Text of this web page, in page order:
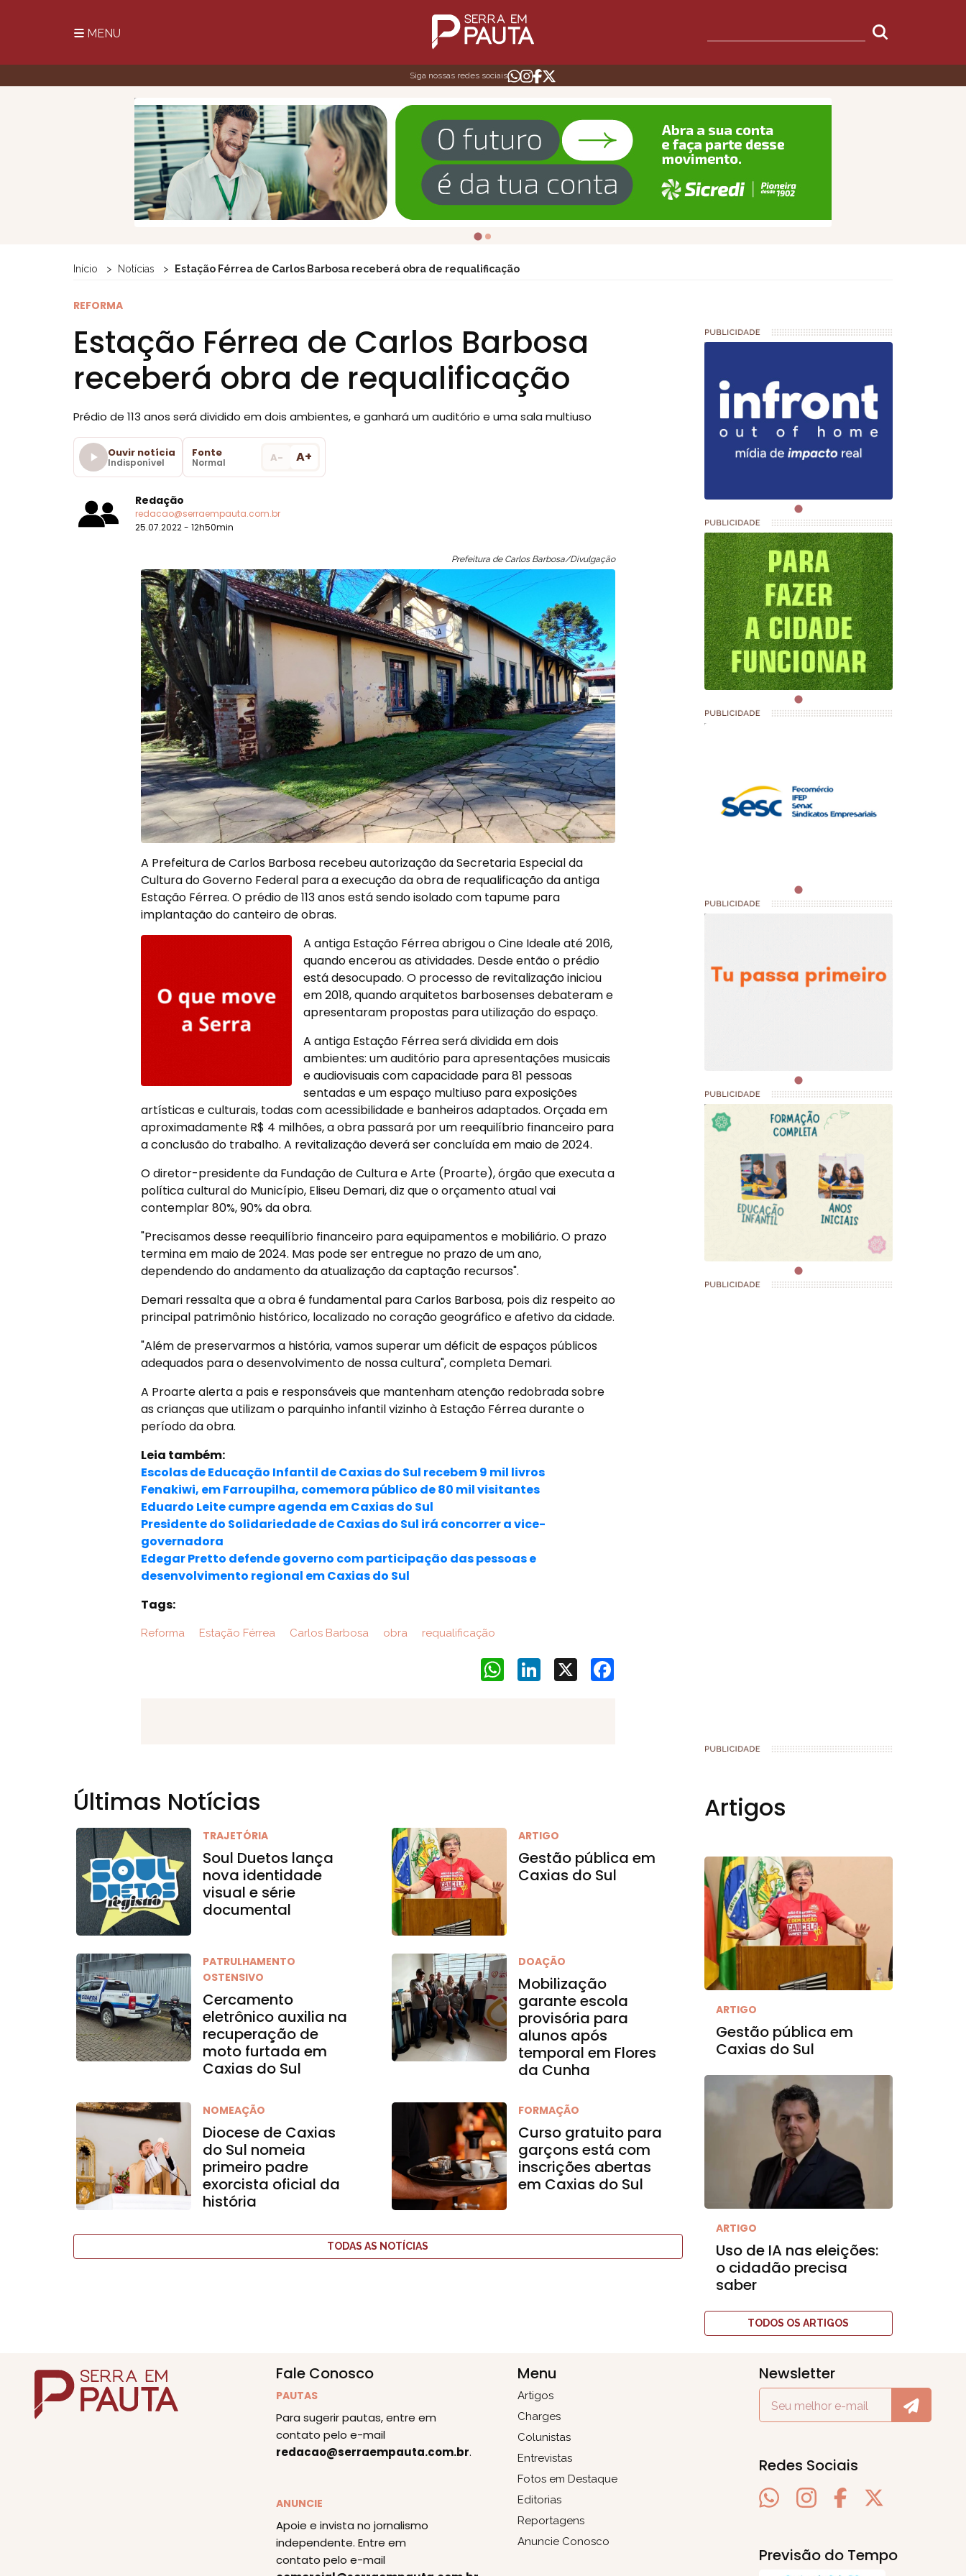
MENU
Siga nossas redes sociais
Início Notícias Estação Férrea de Carlos Barbosa receberá obra de requalificação
REFORMA
Estação Férrea de Carlos Barbosa
receberá obra de requalificação
Prédio de 113 anos será dividido em dois ambientes, e ganhará um auditório e uma sala multiuso
Ouvir notícia
Indisponível
Fonte
Normal A- A+
Redação
redacao@serraempauta.com.br
25.07.2022 - 12h50min
Prefeitura de Carlos Barbosa/Divulgação
A Prefeitura de Carlos Barbosa recebeu autorização da Secretaria Especial da
Cultura do Governo Federal para a execução da obra de requalificação da antiga
Estação Férrea. O prédio de 113 anos está sendo isolado com tapume para
implantação do canteiro de obras.
A antiga Estação Férrea abrigou o Cine Ideale até 2016,
quando encerou as atividades. Desde então o prédio
está desocupado. O processo de revitalização iniciou
em 2018, quando arquitetos barbosenses debateram e
apresentaram propostas para utilização do espaço.
A antiga Estação Férrea será dividida em dois
ambientes: um auditório para apresentações musicais
e audiovisuais com capacidade para 81 pessoas
sentadas e um espaço multiuso para exposições
artísticas e culturais, todas com acessibilidade e banheiros adaptados. Orçada em
aproximadamente R$ 4 milhões, a obra passará por um reequilíbrio financeiro para
a conclusão do trabalho. A revitalização deverá ser concluída em maio de 2024.
O diretor-presidente da Fundação de Cultura e Arte (Proarte), órgão que executa a
política cultural do Município, Eliseu Demari, diz que o orçamento atual vai
contemplar 80%, 90% da obra.
"Precisamos desse reequilíbrio financeiro para equipamentos e mobiliário. O prazo
termina em maio de 2024. Mas pode ser entregue no prazo de um ano,
dependendo do andamento da atualização da captação recursos".
Demari ressalta que a obra é fundamental para Carlos Barbosa, pois diz respeito ao
principal patrimônio histórico, localizado no coração geográfico e afetivo da cidade.
"Além de preservarmos a história, vamos superar um déficit de espaços públicos
adequados para o desenvolvimento de nossa cultura", completa Demari.
A Proarte alerta a pais e responsáveis que mantenham atenção redobrada sobre
as crianças que utilizam o parquinho infantil vizinho à Estação Férrea durante o
período da obra.
Leia também:
Escolas de Educação Infantil de Caxias do Sul recebem 9 mil livros
Fenakiwi, em Farroupilha, comemora público de 80 mil visitantes
Eduardo Leite cumpre agenda em Caxias do Sul
Presidente do Solidariedade de Caxias do Sul irá concorrer a vice-
governadora
Edegar Pretto defende governo com participação das pessoas e
desenvolvimento regional em Caxias do Sul
Tags:
Reforma Estação Férrea Carlos Barbosa obra requalificação
Facebook
X
LinkedIn
WhatsApp
Últimas Notícias
TRAJETÓRIA
Soul Duetos lança
nova identidade
visual e série
documental
ARTIGO
Gestão pública em
Caxias do Sul
PATRULHAMENTO
OSTENSIVO
Cercamento
eletrônico auxilia na
recuperação de
moto furtada em
Caxias do Sul
DOAÇÃO
Mobilização
garante escola
provisória para
alunos após
temporal em Flores
da Cunha
NOMEAÇÃO
Diocese de Caxias
do Sul nomeia
primeiro padre
exorcista oficial da
história
FORMAÇÃO
Curso gratuito para
garçons está com
inscrições abertas
em Caxias do Sul
TODAS AS NOTÍCIAS
Artigos
ARTIGO
Gestão pública em
Caxias do Sul
ARTIGO
Uso de IA nas eleições:
o cidadão precisa
saber
TODOS OS ARTIGOS
Fale Conosco
PAUTAS
Para sugerir pautas, entre em
contato pelo e-mail
redacao@serraempauta.com.br.
ANUNCIE
Apoie e invista no jornalismo
independente. Entre em
contato pelo e-mail
Menu
Artigos
Charges
Colunistas
Entrevistas
Fotos em Destaque
Editorias
Reportagens
Anuncie Conosco
Newsletter
Redes Sociais
Previsão do Tempo